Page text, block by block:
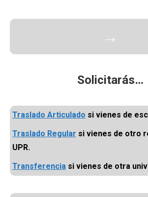
→
Solicitarás…
Traslado Articulado si vienes de
Traslado Regular si vienes de otro
UPR.
Transferencia si vienes de otra